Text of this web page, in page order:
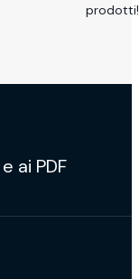
prodotti!
ai PDF